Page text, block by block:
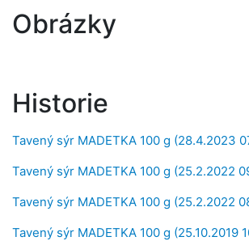
Obrázky
Historie
Tavený sýr MADETKA 100 g (28.4.2023
Tavený sýr MADETKA 100 g (25.2.2022
Tavený sýr MADETKA 100 g (25.2.2022
Tavený sýr MADETKA 100 g (25.10.2019